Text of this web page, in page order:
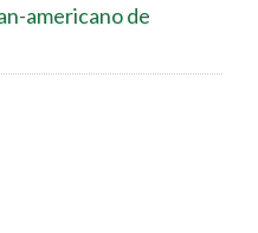
americano de